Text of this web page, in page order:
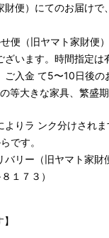
財便） にてのお届けで
便 （旧ヤマト家財便
ざいます。時間指定
入金 て5〜10日後の
等大きな家具、繁
りラ ンク分けされま
です。
バリー （旧ヤマト家財
１７３）